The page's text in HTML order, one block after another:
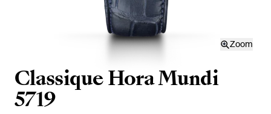
Zoom
Classique Hora Mundi
5719